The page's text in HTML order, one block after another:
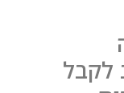
לקבל